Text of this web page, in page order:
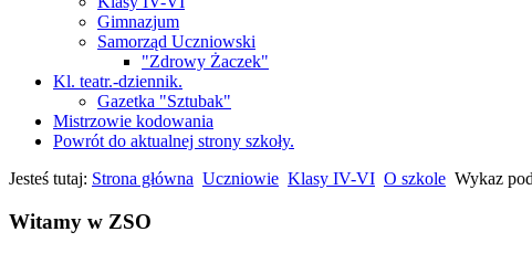
Gimnazjum
Samorząd Uczniowski
"Zdrowy Żaczek"
Kl. teatr.-dziennik.
Gazetka "Sztubak"
Mistrzowie kodowania
Powrót do aktualnej strony szkoły.
Jesteś tutaj: Strona główna Uczniowie Klasy IV-VI O szkole Wykaz
Witamy w ZSO